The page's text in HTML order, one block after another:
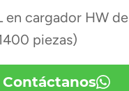
en cargador HW de
piezas)
Contáctanos